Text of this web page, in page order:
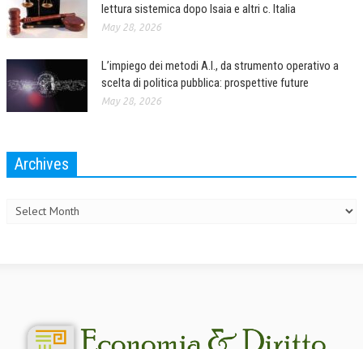
TRIBUTARIA
EUROPEA
COSTITUZIONALE
TRIBUTARIA
PUBBLICAZIONI
lettura sistemica dopo Isaia e altri c. Italia
May 28, 2026
L’impiego dei metodi A.I., da strumento operativo a
scelta di politica pubblica: prospettive future
May 28, 2026
Archives